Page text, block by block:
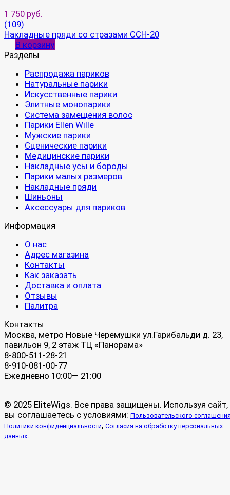
1 750 руб.
(109)
Накладные пряди со стразами CCH-20
В корзину
Разделы
Распродажа париков
Натуральные парики
Искусственные парики
Элитные монопарики
Система замещения волос
Парики Ellen Wille
Мужские парики
Сценические парики
Медицинские парики
Накладные усы и бороды
Парики малых размеров
Накладные пряди
Шиньоны
Аксессуары для париков
Информация
О нас
Адрес магазина
Контакты
Как заказать
Доставка и оплата
Отзывы
Палитра
Контакты
Москва, метро Новые Черемушки ул.Гарибальди д. 23,
павильон 9, 2 этаж ТЦ «Панорама»
8-800-511-28-21
8-910-081-00-77
Ежедневно 10:00— 21:00
© 2025 EliteWigs. Все права защищены. Используя сайт,
вы соглашаетесь с условиями: Пользовательского
Политики конфиденциальности, Согласия на обработку персональных
данных.